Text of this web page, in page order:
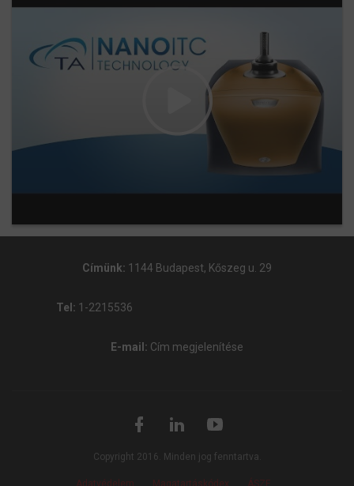
Címünk: 1144 Budapest, Kőszeg u. 29
Tel: 1-2215536
E-mail: Cím megjelenítése
Copyright 2016. Minden jog fenntartva.
Adatvédelem Magatartáskódex ÁSZF